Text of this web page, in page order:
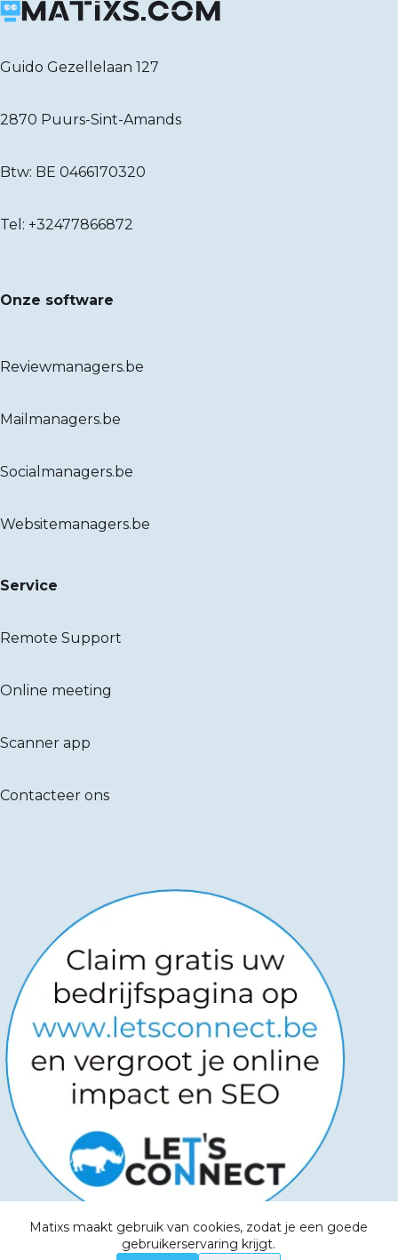
Matixs maakt gebruik van cookies, zodat je een goede
gebruikerservaring krijgt.
Guido Gezellelaan 127
2870 Puurs-Sint-Amands
Btw: BE 0466170320
Tel: +32477866872
Onze software
Reviewmanagers.be
Mailmanagers.be
Socialmanagers.be
Websitemanagers.be
Service
Remote Support
Online meeting
Scanner app
Contacteer ons
Copyright © 2026-Powered by